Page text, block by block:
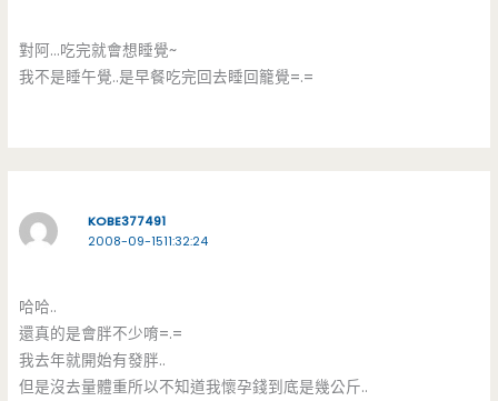
對阿…吃完就會想睡覺~
我不是睡午覺..是早餐吃完回去睡回籠覺=.=
KOBE377491
2008-09-1511:32:24
哈哈..
還真的是會胖不少唷=.=
我去年就開始有發胖..
但是沒去量體重所以不知道我懷孕錢到底是幾公斤..